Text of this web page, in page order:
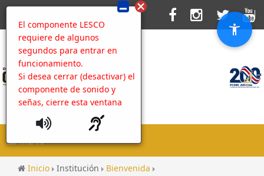
El componente LESCO
requiere de algunos
segundos para entrar en
funcionamiento.
Si desea cerrar (desactivar) el
componente de sonido y
señas, cierre esta ventana
MENU
Inicio Institución
Bienvenida